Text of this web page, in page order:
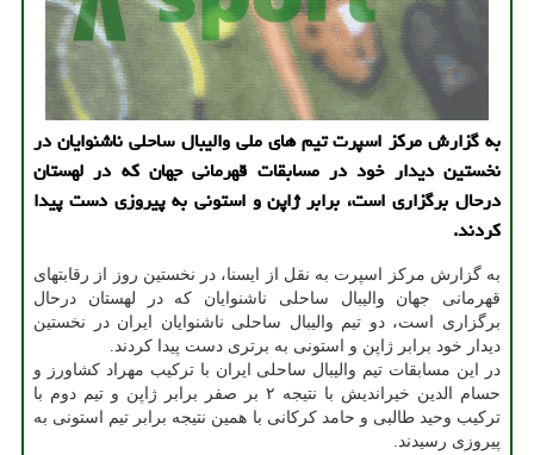
به گزارش مرکز اسپرت تیم های ملی والیبال ساحلی ناشنوایان در
نخستین دیدار خود در مسابقات قهرمانی جهان که در لهستان
درحال برگزاری است، برابر ژاپن و استونی به پیروزی دست پیدا
کردند.
به گزارش مرکز اسپرت به نقل از ایسنا، در نخستین روز از رقابتهای
قهرمانی جهان والیبال ساحلی ناشنوایان که در لهستان درحال
برگزاری است، دو تیم والیبال ساحلی ناشنوایان ایران در نخستین
دیدار خود برابر ژاپن و استونی به برتری دست پیدا کردند.
در این مسابقات تیم والیبال ساحلی ایران با ترکیب مهراد کشاورز و
حسام الدین خیراندیش با نتیجه ۲ بر صفر برابر ژاپن و تیم دوم با
ترکیب وحید طالبی و حامد کرکانی با همین نتیجه برابر تیم استونی به
پیروزی رسیدند.